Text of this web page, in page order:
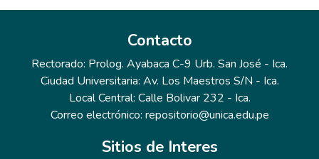
Contacto
Rectorado: Prolog. Ayabaca C-9 Urb. San José - Ica.
Ciudad Universitaria: Av. Los Maestros S/N - Ica.
Local Central: Calle Bolivar 232 - Ica.
Correo electrónico: repositorio@unica.edu.pe
Sitios de Interes